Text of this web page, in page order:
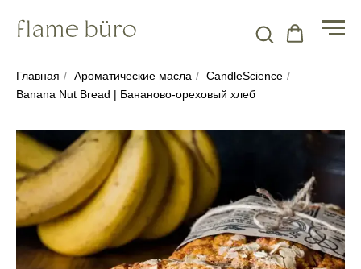
Главная / Ароматические масла / CandleScience /
Banana Nut Bread | Бананово-ореховый хлеб